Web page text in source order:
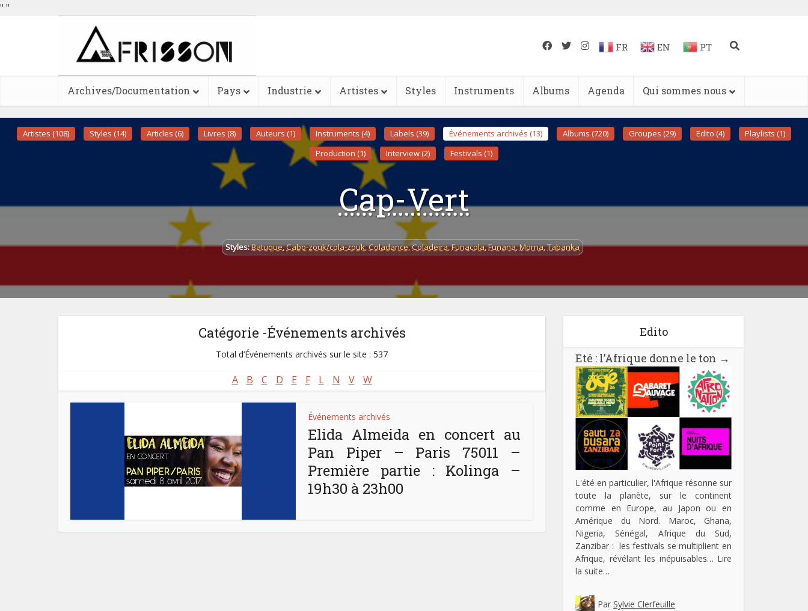
" "
FR EN PT
Archives/Documentation Pays Industrie Artistes Styles Instruments Albums Agenda Qui sommes nous
Artistes (108) Styles (14) Articles (6) Livres (8) Auteurs (1) Instruments (4) Labels (39) Événements archivés (13) Albums (720) Groupes (29) Edito (4)
Playlists (1)
Production (1)
Interview (2) Festivals (1)
Cap-Vert
Styles:Batuque,Cabo-zouk/cola-zouk,Coladance,Coladeira,Funacola,Funana,Morna,Tabanka
Catégorie -Événements archivés
Total d’Événements archivés sur le site : 537
A B C D E F L N V W
Événements archivés
Elida Almeida en concert au
Pan Piper – Paris 75011 –
Première partie : Kolinga –
19h30 à 23h00
Edito
Eté : l’Afrique donne le ton →
L'été en particulier, l'Afrique résonne sur
toute la planète, sur le continent
comme en Europe, au Japon ou en
Amérique du Nord. Maroc, Ghana,
Nigeria, Sénégal, Afrique du Sud,
Zanzibar : les festivals se multiplient en
Afrique, révélant les inépuisables… Lire
la suite…
Par Sylvie Clerfeuille